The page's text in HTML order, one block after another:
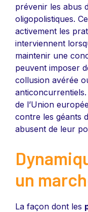
prévenir les abus
oligopolistiques.
activement les
interviennent
maintenir une
peuvent imposer
collusion avérée
de l’Union
contre les géants
abusent de leur
un
La façon dont les